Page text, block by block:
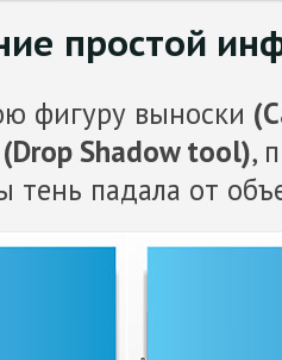
простой
фигуру выноски
Shadow tool),
тень падала от